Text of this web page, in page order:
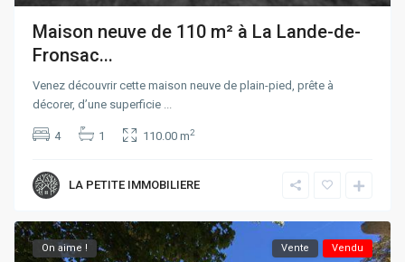
Maison neuve de 110 m² à La Lande-de-
Fronsac...
Venez découvrir cette maison neuve de plain-pied, prête à
décorer, d’une superficie
4 1 110.00 m2
LA PETITE IMMOBILIERE
On aime ! Vente Vendu